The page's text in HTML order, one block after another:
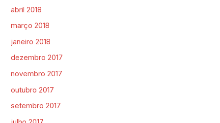
abril 2018
março 2018
janeiro 2018
dezembro 2017
novembro 2017
outubro 2017
setembro 2017